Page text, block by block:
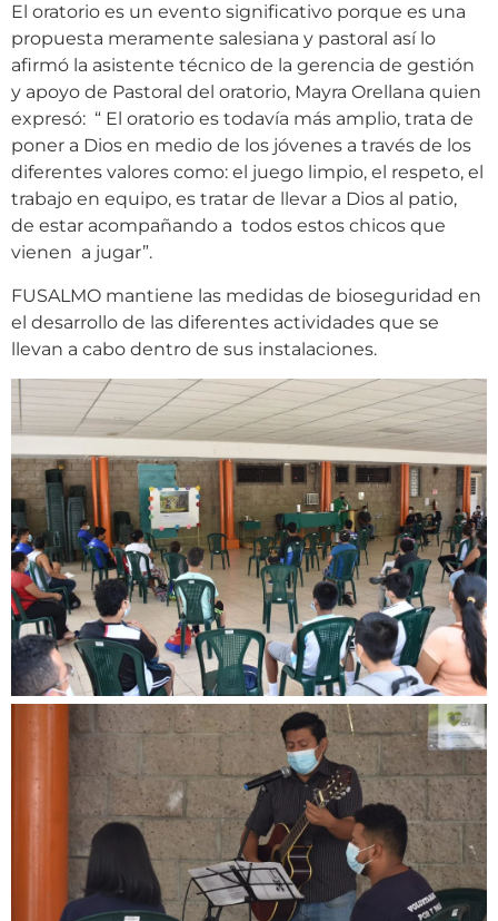
El oratorio es un evento significativo porque es una
propuesta meramente salesiana y pastoral así lo
afirmó la asistente técnico de la gerencia de gestión
y apoyo de Pastoral del oratorio, Mayra Orellana quien
expresó: “ El oratorio es todavía más amplio, trata de
poner a Dios en medio de los jóvenes a través de los
diferentes valores como: el juego limpio, el respeto, el
trabajo en equipo, es tratar de llevar a Dios al patio,
de estar acompañando a todos estos chicos que
vienen a jugar”.
FUSALMO mantiene las medidas de bioseguridad en
el desarrollo de las diferentes actividades que se
llevan a cabo dentro de sus instalaciones.